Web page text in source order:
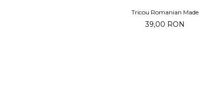
Tricou Romanian Made
39,00 RON